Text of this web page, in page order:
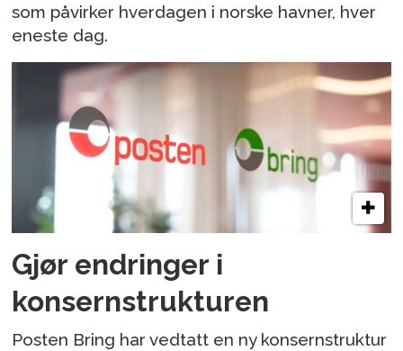
som påvirker hverdagen i norske havner, hver
eneste dag.
Gjør endringer i
konsernstrukturen
Posten Bring har vedtatt en ny konsernstruktur